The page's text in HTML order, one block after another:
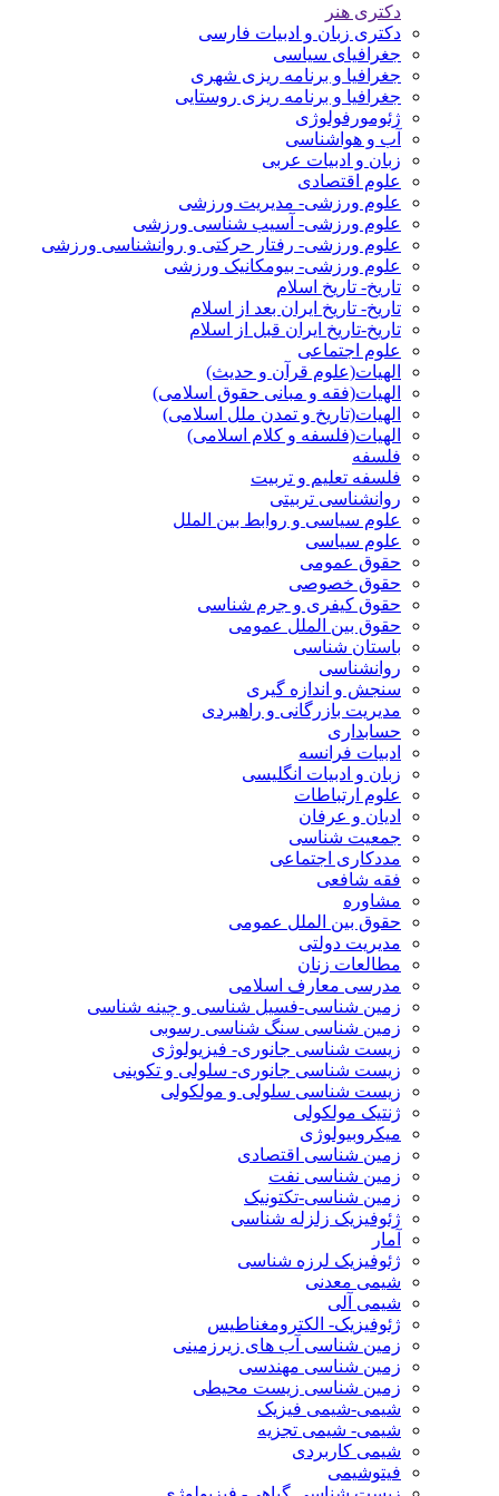
دکتری هنر
دکتری زبان و ادبیات فارسی
جغرافیای سیاسی
جغرافیا و برنامه ریزی شهری
جغرافیا و برنامه ریزی روستایی
ژئومورفولوژی
آب و هواشناسی
زبان و ادبیات عربی
علوم اقتصادی
علوم ورزشی- مدیریت ورزشی
علوم ورزشی- آسیب شناسی ورزشی
علوم ورزشی- رفتار حرکتی و روانشناسی ورزشی
علوم ورزشی- بیومکانیک ورزشی
تاریخ- تاریخ اسلام
تاریخ- تاریخ ایران بعد از اسلام
تاریخ-تاریخ ایران قبل از اسلام
علوم اجتماعی
الهیات(علوم قرآن و حدیث)
الهیات(فقه و مبانی حقوق اسلامی)
الهیات(تاریخ و تمدن ملل اسلامی)
الهیات(فلسفه و کلام اسلامی)
فلسفه
فلسفه تعلیم و تربیت
روانشناسی تربیتی
علوم سیاسی و روابط بین الملل
علوم سیاسی
حقوق عمومی
حقوق خصوصی
حقوق کیفری و جرم شناسی
حقوق بین الملل عمومی
باستان شناسی
روانشناسی
سنجش و اندازه گیری
مدیریت بازرگانی و راهبردی
حسابداری
ادبیات فرانسه
زبان و ادبیات انگلیسی
علوم ارتباطات
ادیان و عرفان
جمعیت شناسی
مددکاری اجتماعی
فقه شافعی
مشاوره
حقوق بین الملل عمومی
مدیریت دولتی
مطالعات زنان
مدرسی معارف اسلامی
زمین شناسی-فسیل شناسی و چینه شناسی
زمین شناسی سنگ شناسی رسوبی
زیست شناسی جانوری- فیزیولوژی
زیست شناسی جانوری- سلولی و تکوینی
زیست شناسی سلولی و مولکولی
ژنتیک مولکولی
میکروبیولوژی
زمین شناسی اقتصادی
زمین شناسی نفت
زمین شناسی-تکتونیک
ژئوفیزیک زلزله شناسی
آمار
ژئوفیزیک لرزه شناسی
شیمی معدنی
شیمی آلی
ژئوفیزیک- الکترومغناطیس
زمین شناسی آب های زیرزمینی
زمین شناسی مهندسی
زمین شناسی زیست محیطی
شیمی-شیمی فیزیک
شیمی- شیمی تجزیه
شیمی کاربردی
فیتوشیمی